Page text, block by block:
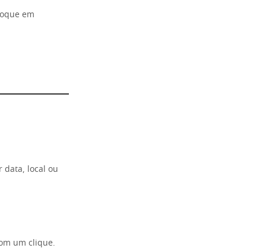
em
data, local ou
um clique.